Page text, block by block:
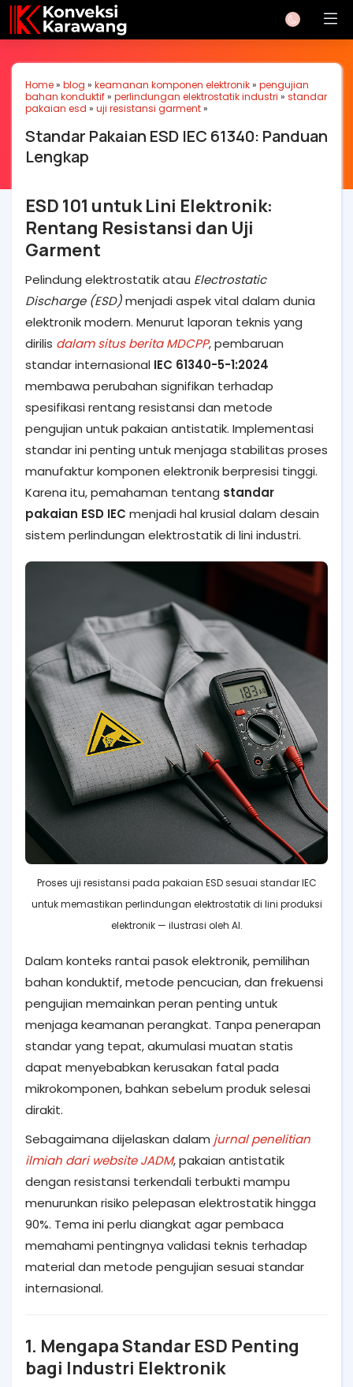
Home» blog » keamanan komponen elektronik» pengujian
bahan konduktif» perlindungan elektrostatik industri » standar
pakaian esd » uji resistansi garment»
Standar Pakaian ESD IEC 61340: Panduan
Lengkap
ESD 101 untuk Lini Elektronik:
Rentang Resistansi dan Uji
Garment
Pelindung elektrostatik atau Electrostatic
Discharge (ESD)menjadi aspek vital dalam dunia
elektronik modern. Menurut laporan teknis yang
dirilis dalam situs berita MDCPP, pembaruan
standar internasional IEC 61340-5-1:2024
membawa perubahan signifikan terhadap
spesifikasi rentang resistansi dan metode
pengujian untuk pakaian antistatik. Implementasi
standar ini penting untuk menjaga stabilitas proses
manufaktur komponen elektronik berpresisi tinggi.
Karena itu, pemahaman tentang standar
pakaian ESD IEC menjadi hal krusial dalam desain
sistem perlindungan elektrostatik di lini industri.
Proses uji resistansi pada pakaian ESD sesuai standar IEC
untuk memastikan perlindungan elektrostatik di lini produksi
elektronik — ilustrasi oleh AI.
Dalam konteks rantai pasok elektronik, pemilihan
bahan konduktif, metode pencucian, dan frekuensi
pengujian memainkan peran penting untuk
menjaga keamanan perangkat. Tanpa penerapan
standar yang tepat, akumulasi muatan statis
dapat menyebabkan kerusakan fatal pada
mikrokomponen, bahkan sebelum produk selesai
dirakit.
Sebagaimana dijelaskan dalam jurnal penelitian
ilmiah dari website JADM, pakaian antistatik
dengan resistansi terkendali terbukti mampu
menurunkan risiko pelepasan elektrostatik hingga
90%. Tema ini perlu diangkat agar pembaca
memahami pentingnya validasi teknis terhadap
material dan metode pengujian sesuai standar
internasional.
1. Mengapa Standar ESD Penting
bagi Industri Elektronik